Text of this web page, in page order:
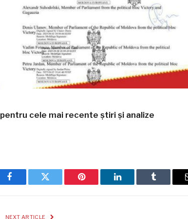
pentru cele mai recente știri și analize
Facebook Twitter Pinterest LinkedIn Tumblr
NEXT ARTICLE